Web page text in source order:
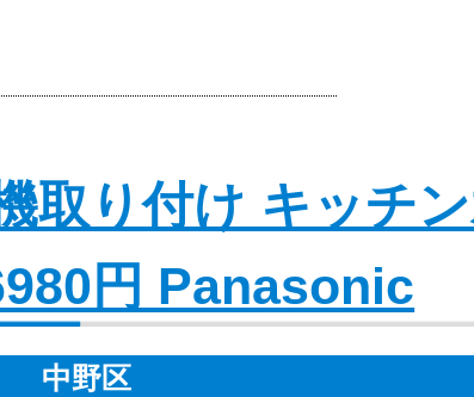
取り付け キッチ
円 Panasonic
中野区